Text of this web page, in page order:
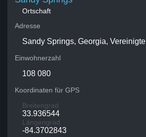
Ortschaft
Adresse
Sandy Springs, Georgia,
Einwohnerzahl
108 080
Koordinaten für GPS
Breitengrad
33.936544
Längengrad
-84.3702843